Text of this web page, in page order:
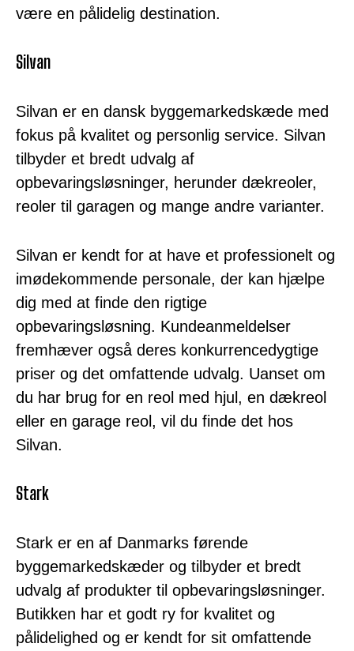
være en pålidelig destination.
Silvan
Silvan er en dansk byggemarkedskæde med
fokus på kvalitet og personlig service. Silvan
tilbyder et bredt udvalg af
opbevaringsløsninger, herunder dækreoler,
reoler til garagen og mange andre varianter.
Silvan er kendt for at have et professionelt og
imødekommende personale, der kan hjælpe
dig med at finde den rigtige
opbevaringsløsning. Kundeanmeldelser
fremhæver også deres konkurrencedygtige
priser og det omfattende udvalg. Uanset om
du har brug for en reol med hjul, en dækreol
eller en garage reol, vil du finde det hos
Silvan.
Stark
Stark er en af Danmarks førende
byggemarkedskæder og tilbyder et bredt
udvalg af produkter til opbevaringsløsninger.
Butikken har et godt ry for kvalitet og
pålidelighed og er kendt for sit omfattende